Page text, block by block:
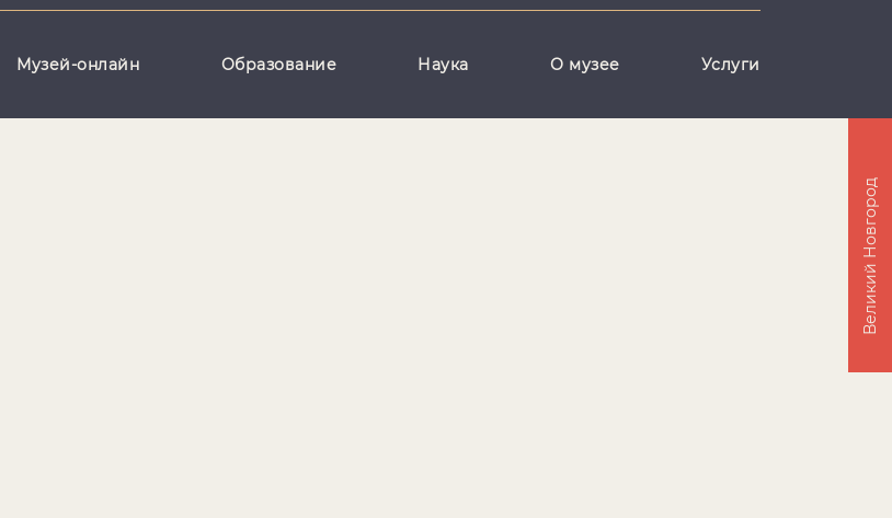
Музей-онлайн Образование Наука О музее Услуги
Великий Новгород